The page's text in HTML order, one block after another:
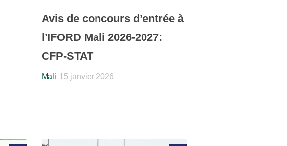
Avis de concours d’entrée à
l’IFORD Mali 2026-2027:
CFP-STAT
Mali 15 janvier 2026